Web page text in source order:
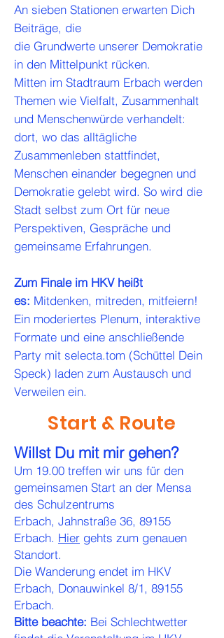
An sieben Stationen erwarten Dich
Beiträge, die
die Grundwerte unserer Demokratie
in den Mittelpunkt rücken.
Mitten im Stadtraum Erbach werden
Themen wie Vielfalt, Zusammenhalt
und Menschenwürde verhandelt:
dort, wo das alltägliche
Zusammenleben stattfindet,
Menschen einander begegnen und
Demokratie gelebt wird. So wird die
Stadt selbst zum Ort für neue
Perspektiven, Gespräche und
gemeinsame Erfahrungen.
Zum Finale im HKV heißt
es: Mitdenken, mitreden, mitfeiern!
Ein moderiertes Plenum, interaktive
Formate und eine anschließende
Party mit selecta.tom (Schüttel Dein
Speck) laden zum Austausch und
Verweilen ein.
Start & Route
Willst Du mit mir gehen?
Um 19.00 treffen wir uns für den
gemeinsamen Start an der Mensa
des Schulzentrums
Erbach, Jahnstraße 36, 89155
Erbach. Hier gehts zum genauen
Standort.
Die Wanderung endet im HKV
Erbach, Donauwinkel 8/1, 89155
Erbach.
Bitte beachte: Bei Schlechtwetter